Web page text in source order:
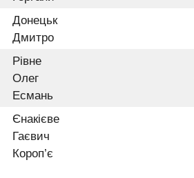
Донецьк
Дмитро
Рівне
Олег
Есмань
Єнакієве
Гаєвич
Короп’є